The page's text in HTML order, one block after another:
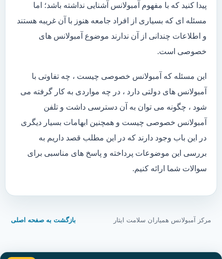
پیدا کنید که با مفهوم آمبولانس آشنایی نداشته باشد؛ اما
مسئله ای که بسیاری از افراد جامعه هنوز با آن غریبه هستند
و اطلاعات چندانی از آن ندارند موضوع آمبولانس های
خصوصی است.
این مسئله که آمبولانس خصوصی چیست ، چه تفاوتی با
آمبولانس های دولتی دارد ، در چه مواردی به کار گرفته می
شود ، چگونه می توان به آن دسترسی داشت و تلفن
آمبولانس خصوصی چیست و همچنین ابهامات بسیار دیگری
در این باب وجود دارند که در این مطلب قصد داریم به
بررسی این موضوعات پرداخته و پاسخ های مناسبی برای
سوالات شما ارائه کنیم.
مرکز آمبولانس همیاران سلامت ایثار بازگشت به صفحه اصلی